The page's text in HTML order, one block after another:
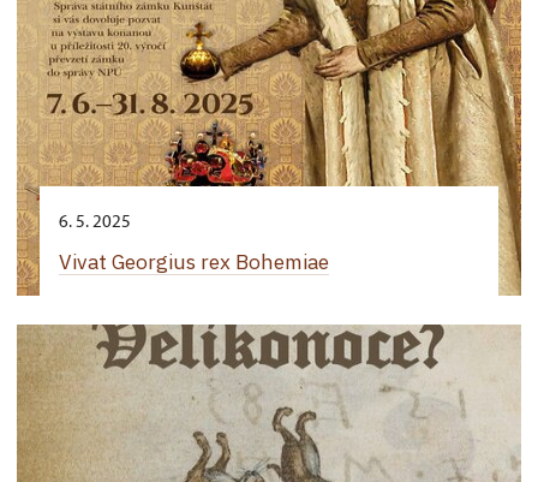
6. 5. 2025
Vivat Georgius rex Bohemiae